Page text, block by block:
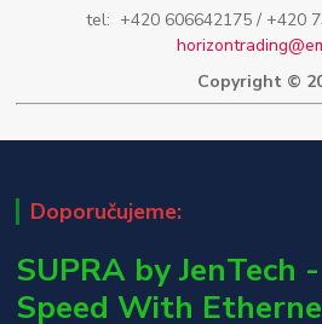
tel: +420 606642175 / +420
Copyright ©
Doporučujeme:
SUPRA by JenTech
Speed With